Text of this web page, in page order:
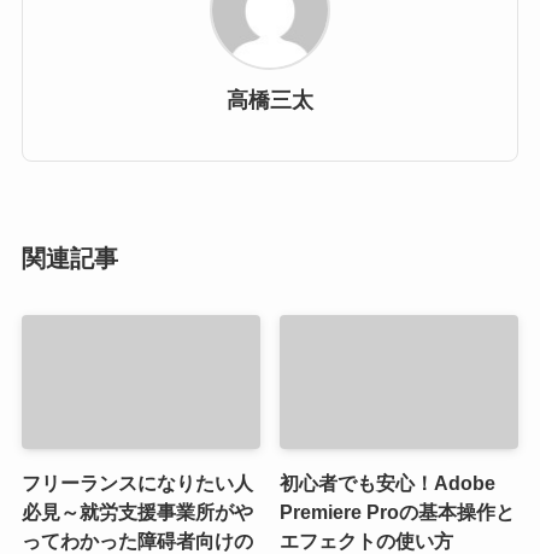
高橋三太
関連記事
フリーランスになりたい人
必見～就労支援事業所がや
ってわかった障碍者向けの
初心者でも安心！Adobe
Premiere Proの基本操作と
エフェクトの使い方